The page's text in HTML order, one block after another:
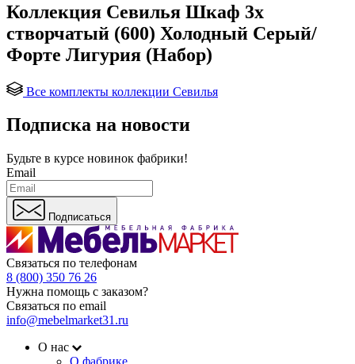
Коллекция Севилья Шкаф 3х
створчатый (600) Холодный Серый/
Форте Лигурия (Набор)
Все комплекты коллекции Севилья
Подписка на новости
Будьте в курсе новинок фабрики!
Email
Подписаться
Связаться по телефонам
8 (800) 350 76 26
Нужна помощь с заказом?
Связаться по email
info@mebelmarket31.ru
О нас